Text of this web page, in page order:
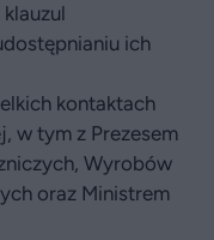
ich
kontaktach
w tym z Prezesem
Wyrobów
oraz Ministrem